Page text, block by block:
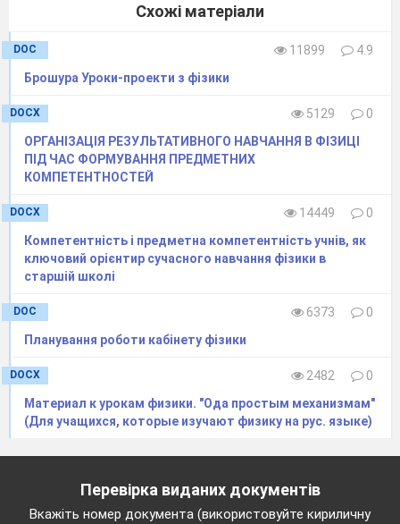
Схожі матеріали
DOC 11899
4.9
Брошура Уроки-проекти з фізики
DOCX 5129
0
ОРГАНІЗАЦІЯ РЕЗУЛЬТАТИВНОГО НАВЧАННЯ В ФІЗИЦІ
ПІД ЧАС ФОРМУВАННЯ ПРЕДМЕТНИХ
КОМПЕТЕНТНОСТЕЙ
DOCX 14449
0
Компетентність і предметна компетентність учнів, як
ключовий орієнтир сучасного навчання фізики в
старшій школі
DOC 6373
0
Планування роботи кабінету фізики
DOCX 2482
0
Материал к урокам физики. "Ода простым механизмам"
(Для учащихся, которые изучают физику на рус. языке)
Перевірка виданих документів
Вкажіть номер документа (використовуйте кириличну